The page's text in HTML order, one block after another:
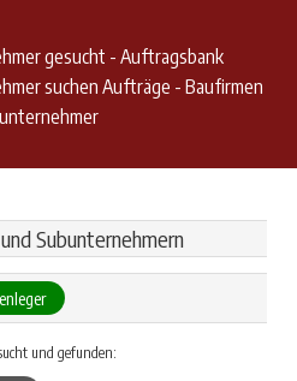
gesucht - Auftragsbank
suchen Aufträge - Baufirmen
Subunternehmern
und gefunden: